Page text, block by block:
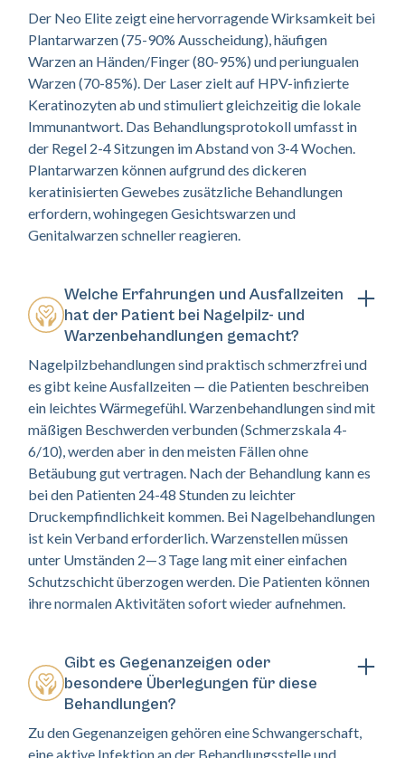
Der Neo Elite zeigt eine hervorragende Wirksamkeit bei
Plantarwarzen (75-90% Ausscheidung), häufigen
Warzen an Händen/Finger (80-95%) und periungualen
Warzen (70-85%). Der Laser zielt auf HPV-infizierte
Keratinozyten ab und stimuliert gleichzeitig die lokale
Immunantwort. Das Behandlungsprotokoll umfasst in
der Regel 2-4 Sitzungen im Abstand von 3-4 Wochen.
Plantarwarzen können aufgrund des dickeren
keratinisierten Gewebes zusätzliche Behandlungen
erfordern, wohingegen Gesichtswarzen und
Genitalwarzen schneller reagieren.
Welche Erfahrungen und Ausfallzeiten
hat der Patient bei Nagelpilz- und
Warzenbehandlungen gemacht?
Nagelpilzbehandlungen sind praktisch schmerzfrei und
es gibt keine Ausfallzeiten — die Patienten beschreiben
ein leichtes Wärmegefühl. Warzenbehandlungen sind mit
mäßigen Beschwerden verbunden (Schmerzskala 4-
6/10), werden aber in den meisten Fällen ohne
Betäubung gut vertragen. Nach der Behandlung kann es
bei den Patienten 24-48 Stunden zu leichter
Druckempfindlichkeit kommen. Bei Nagelbehandlungen
ist kein Verband erforderlich. Warzenstellen müssen
unter Umständen 2—3 Tage lang mit einer einfachen
Schutzschicht überzogen werden. Die Patienten können
ihre normalen Aktivitäten sofort wieder aufnehmen.
Gibt es Gegenanzeigen oder
besondere Überlegungen für diese
Behandlungen?
Zu den Gegenanzeigen gehören eine Schwangerschaft,
eine aktive Infektion an der Behandlungsstelle und